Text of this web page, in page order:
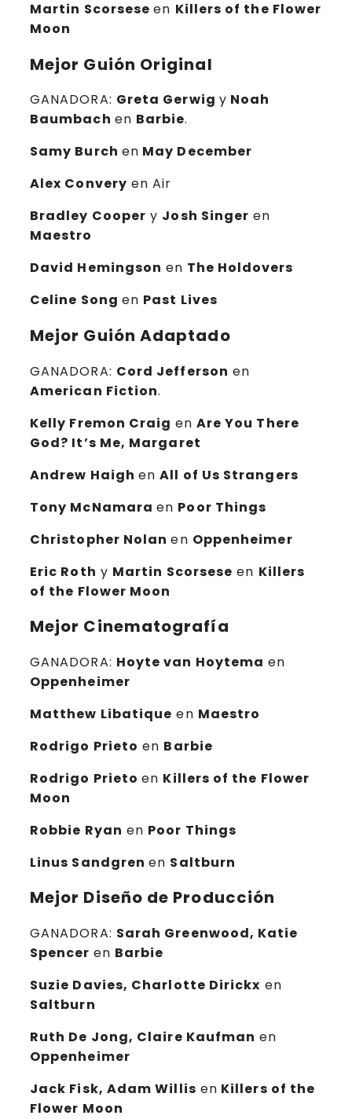
Martin Scorseseen Killers of the Flower
Moon
Mejor Guión Original
GANADORA: Greta Gerwig y Noah
Baumbach en Barbie.
Samy Burch en May December
Alex Convery en Air
Bradley Cooper y Josh Singer en
Maestro
David Hemingson en The Holdovers
Celine Song en Past Lives
Mejor Guión Adaptado
GANADORA: Cord Jefferson en
American Fiction.
Kelly Fremon Craig en Are You There
God? It’s Me, Margaret
Andrew HaighenAll of Us Strangers
Tony McNamaraen Poor Things
Christopher Nolanen Oppenheimer
Eric Roth y Martin Scorsese en Killers
of the Flower Moon
Mejor Cinematografía
GANADORA: Hoyte van Hoytema en
Oppenheimer
Matthew Libatique en Maestro
Rodrigo Prieto en Barbie
Rodrigo Prietoen Killers of the Flower
Moon
Robbie Ryan en Poor Things
Linus Sandgrenen Saltburn
Mejor Diseño de Producción
GANADORA: Sarah Greenwood, Katie
Spencer en Barbie
Suzie Davies, Charlotte Dirickx en
Saltburn
Ruth De Jong, Claire Kaufman en
Oppenheimer
Jack Fisk, Adam Willis en Killers of the
Flower Moon